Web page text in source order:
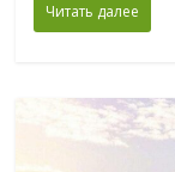
Читать далее